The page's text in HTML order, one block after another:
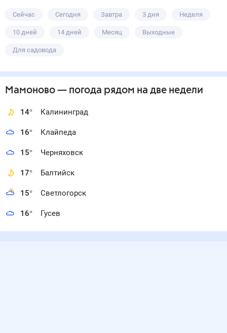
Сейчас Сегодня Завтра 3 дня Неделя
10 дней 14 дней Месяц Выходные
Для садовода
Мамоново— погода рядом на две недели
14° Калининград
16° Клайпеда
15° Черняховск
17° Балтийск
15° Светлогорск
16° Гусев